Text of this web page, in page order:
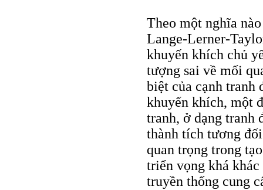
Theo một nghĩa
Lange-Lerner-
khuyến khích chủ
tượng sai về mối
biệt của cạnh tranh
khuyến khích, một
tranh, ở dạng tranh
thành tích tương
quan trọng trong
triển vọng khá
truyền thống cung